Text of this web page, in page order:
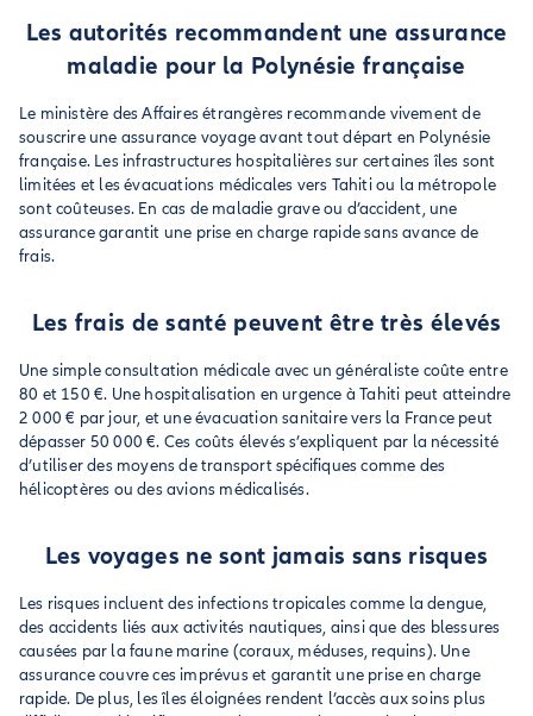
Les autorités recommandent une assurance
maladie pour la Polynésie française
Le ministère des Affaires étrangères recommande vivement de
souscrire une assurance voyage avant tout départ en Polynésie
française. Les infrastructures hospitalières sur certaines îles sont
limitées et les évacuations médicales vers Tahiti ou la métropole
sont coûteuses. En cas de maladie grave ou d’accident, une
assurance garantit une prise en charge rapide sans avance de
frais.
Les frais de santé peuvent être très élevés
Une simple consultation médicale avec un généraliste coûte entre
80 et 150 €. Une hospitalisation en urgence à Tahiti peut atteindre
2 000 € par jour, et une évacuation sanitaire vers la France peut
dépasser 50 000 €. Ces coûts élevés s’expliquent par la nécessité
d’utiliser des moyens de transport spécifiques comme des
hélicoptères ou des avions médicalisés.
Les voyages ne sont jamais sans risques
Les risques incluent des infections tropicales comme la dengue,
des accidents liés aux activités nautiques, ainsi que des blessures
causées par la faune marine (coraux, méduses, requins). Une
assurance couvre ces imprévus et garantit une prise en charge
rapide. De plus, les îles éloignées rendent l’accès aux soins plus